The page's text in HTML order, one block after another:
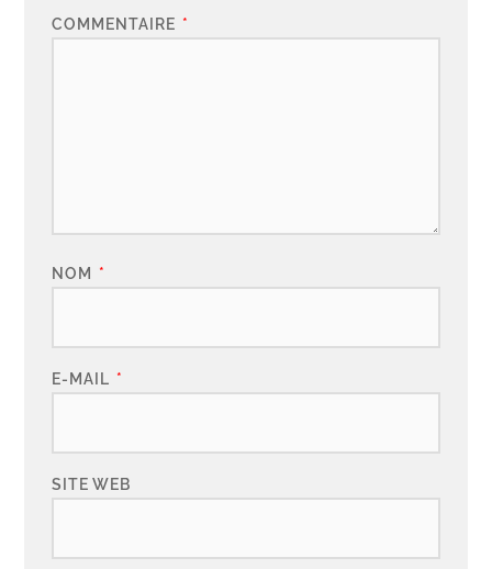
COMMENTAIRE *
NOM *
E-MAIL *
SITE WEB